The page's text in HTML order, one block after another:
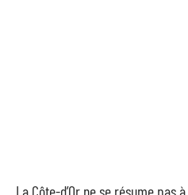
La Côte-d’Or ne se résume pas